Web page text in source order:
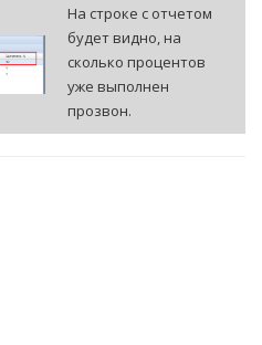
На строке с отчетом
будет видно, на
сколько процентов
уже выполнен
прозвон.